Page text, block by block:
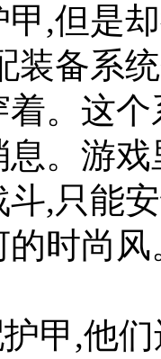
,但是
装备系
。这
。游
,只能
时尚风
甲,他